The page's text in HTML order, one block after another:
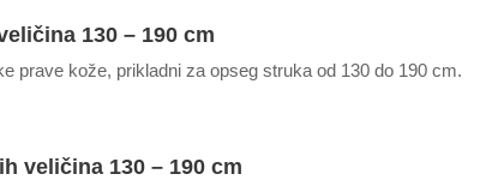
130 – 190 cm
prave kože, prikladni za opseg struka od 130 do 190 cm.
veličina 130 – 190 cm